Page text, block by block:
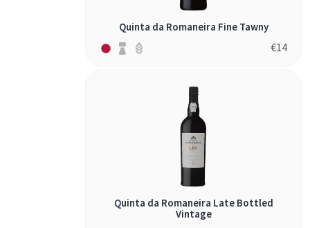
Quinta da Romaneira Fine Tawny
€14
Quinta da Romaneira Late Bottled
Vintage